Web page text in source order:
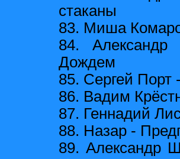
стаканы
83. Миша
84.
Дождем
85. Сергей Порт
86. Вадим
87. Геннадий
88. Назар -
89. Александр